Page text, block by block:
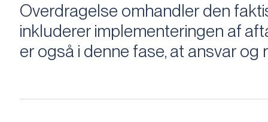
Overdragelse omhandler den
inkluderer implementeringen af
er også i denne fase, at ansvar